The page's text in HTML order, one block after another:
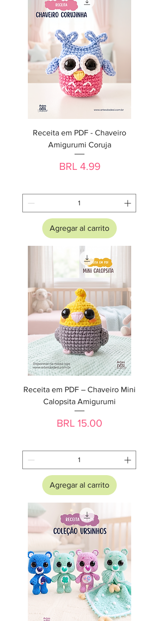
Receita em PDF - Chaveiro
Amigurumi Coruja
Precio
BRL 4.99
Agregar al carrito
Receita em PDF – Chaveiro Mini
Calopsita Amigurumi
Precio
BRL 15.00
Agregar al carrito